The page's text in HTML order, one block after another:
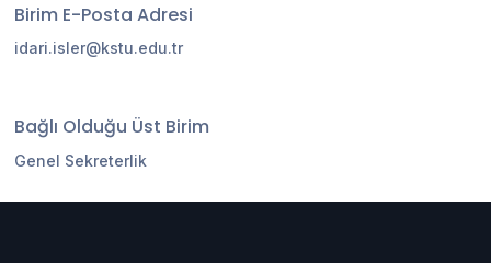
Birim E-Posta Adresi
idari.isler@kstu.edu.tr
Bağlı Olduğu Üst Birim
Genel Sekreterlik